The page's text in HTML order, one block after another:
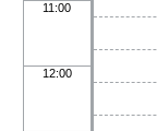
11:00
12:00